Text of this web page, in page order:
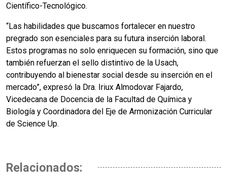
Científico-Tecnológico.
“Las habilidades que buscamos fortalecer en nuestro
pregrado son esenciales para su futura inserción laboral.
Estos programas no solo enriquecen su formación, sino que
también refuerzan el sello distintivo de la Usach,
contribuyendo al bienestar social desde su inserción en el
mercado”, expresó la Dra. Iriux Almodovar Fajardo,
Vicedecana de Docencia de la Facultad de Química y
Biología y Coordinadora del Eje de Armonización Curricular
de Science Up.
Relacionados: